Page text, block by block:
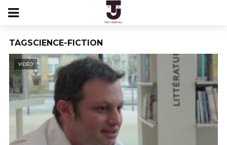
TAGSCIENCE-FICTION
VIDÉO